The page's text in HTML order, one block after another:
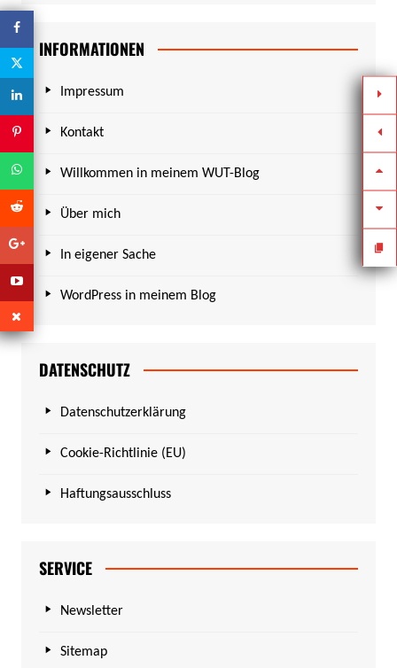
INFORMATIONEN
Impressum
Kontakt
Willkommen in meinem WUT-Blog
Über mich
In eigener Sache
WordPress in meinem Blog
DATENSCHUTZ
Datenschutzerklärung
Cookie-Richtlinie (EU)
Haftungsausschluss
SERVICE
Newsletter
Sitemap